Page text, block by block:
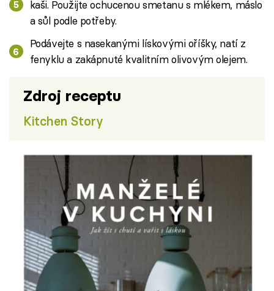
kaši. Použijte ochucenou smetanu s mlékem, máslo
a sůl podle potřeby.
Podávejte s nasekanými lískovými oříšky, natí z
fenyklu a zakápnuté kvalitním olivovým olejem.
Zdroj receptu
Kitchen Story